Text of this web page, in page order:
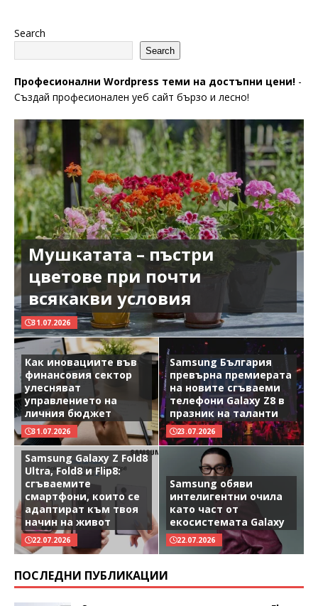
Search
Search
Професионални Wordpress теми на достъпни цени! -
Създай професионален уеб сайт бързо и лесно!
Мушкатата – пъстри
цветове при почти
всякакви условия
31.07.2026
Как иновациите във
финансовия сектор
улесняват
управлението на
личния бюджет
31.07.2026
Samsung България
превърна премиерата
на новите сгъваеми
телефони Galaxy Z8 в
празник на таланти
23.07.2026
Samsung Galaxy Z Fold8
Ultra, Fold8 и Flip8:
сгъваемите
смартфони, които се
адаптират към твоя
начин на живот
22.07.2026
Samsung обяви
интелигентни очила
като част от
екосистемата Galaxy
22.07.2026
ПОСЛЕДНИ ПУБЛИКАЦИИ